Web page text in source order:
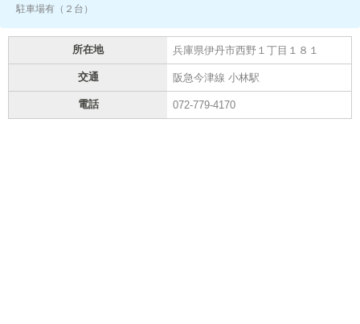
駐車場有（２台）
所在地 兵庫県伊丹市西野１丁目１８１
交通 阪急今津線 小林駅
電話 072-779-4170